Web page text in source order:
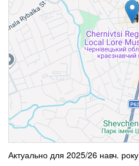
Актуально для 2025/26 навч. року